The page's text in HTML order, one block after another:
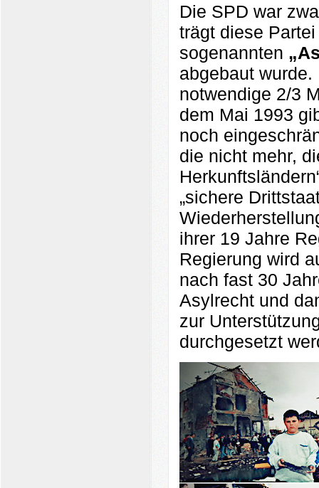
Die SPD war
trägt diese
sogenannten
abgebaut
notwendige 2/3
dem Mai 1993
noch
die nicht mehr,
„sichere
ihrer 19 Jahre
Regierung wird
nach fast 30
Asylrecht und
zur
durchgesetzt